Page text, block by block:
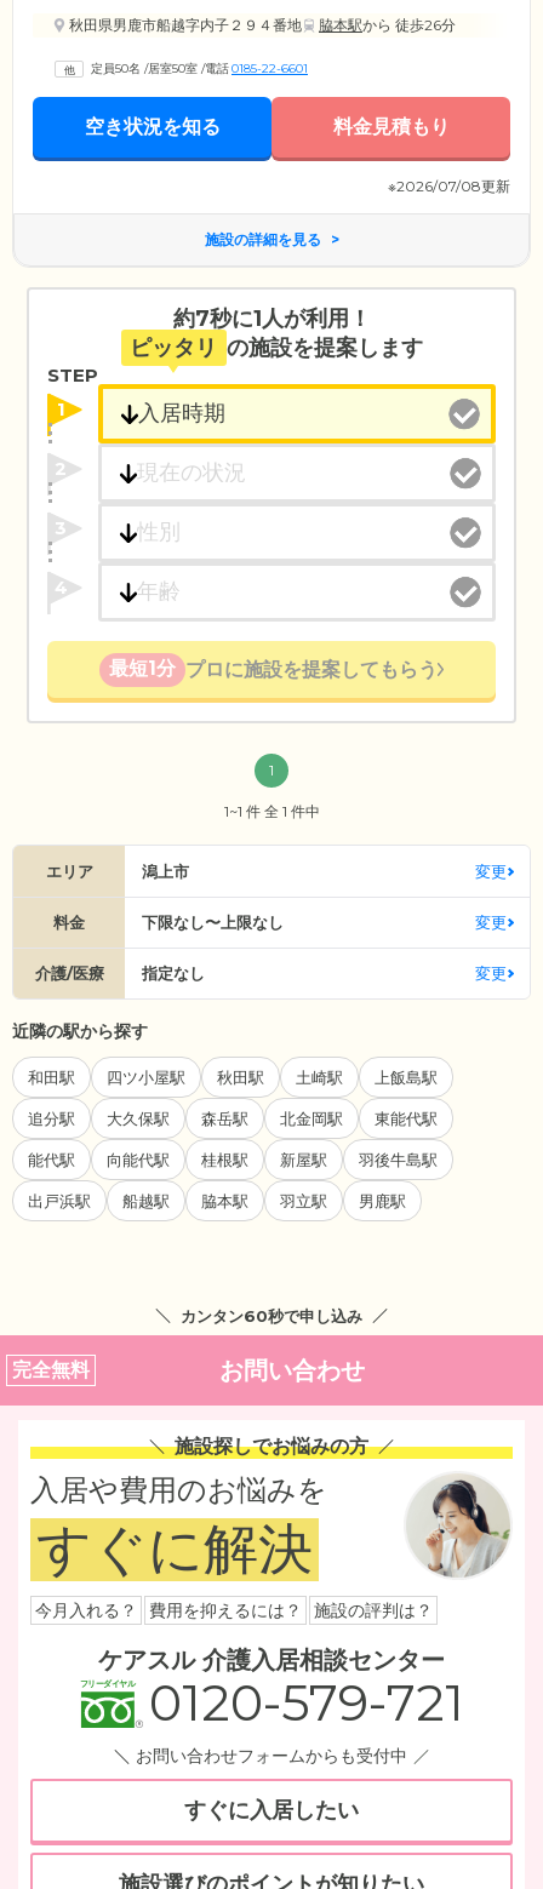
秋田県男鹿市船越字内子２９４番地 脇本駅から 徒歩26分
定員50名 /居室50室 /電話0185-22-6601
空き状況を知る 料金見積もり
※2026/07/08更新
施設の詳細を見る
約7秒に1人が利用！
ピッタリ の施設を提案します
STEP
1
2
3
4
最短1分 プロに施設を提案してもらう
1
1~1 件 全 1 件中
エリア 潟上市 変更
料金 下限なし〜上限なし 変更
介護/医療 指定なし 変更
近隣の駅から探す
和田駅 四ツ小屋駅 秋田駅 土崎駅 上飯島駅
追分駅 大久保駅 森岳駅 北金岡駅 東能代駅
能代駅 向能代駅 桂根駅 新屋駅 羽後牛島駅
出戸浜駅 船越駅 脇本駅 羽立駅 男鹿駅
カンタン60秒で申し込み
完全無料 お問い合わせ
施設探しでお悩みの方
入居や費用のお悩みを
すぐに解決
今月入れる？ 費用を抑えるには？ 施設の評判は？
ケアスル 介護入居相談センター
0120-579-721
お問い合わせフォームからも受付中
すぐに入居したい